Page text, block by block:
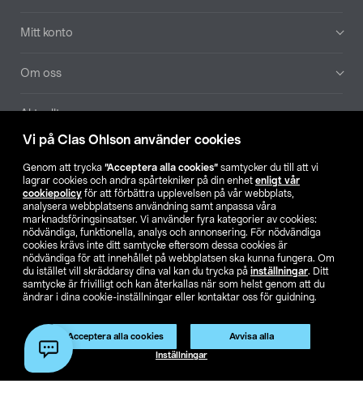
Vi på Clas Ohlson använder cookies
Genom att trycka ”Acceptera alla cookies” samtycker du till att vi
lagrar cookies och andra spårtekniker på din enhet enligt vår
cookiepolicy för att förbättra upplevelsen på vår webbplats,
analysera webbplatsens användning samt anpassa våra
marknadsföringsinsatser. Vi använder fyra kategorier av cookies:
nödvändiga, funktionella, analys och annonsering. För nödvändiga
cookies krävs inte ditt samtycke eftersom dessa cookies är
nödvändiga för att innehållet på webbplatsen ska kunna fungera. Om
du istället vill skräddarsy dina val kan du trycka på inställningar. Ditt
samtycke är frivilligt och kan återkallas när som helst genom att du
ändrar i dina cookie-inställningar eller kontaktar oss för guidning.
Acceptera alla cookies Avvisa alla
Inställningar
Mitt konto
Om oss
Aktuellt
Hitta butik
SE NO FI
Köpvillkor Privacy statement Klubbvillkor
För företag
Ändra till priser exklusive moms